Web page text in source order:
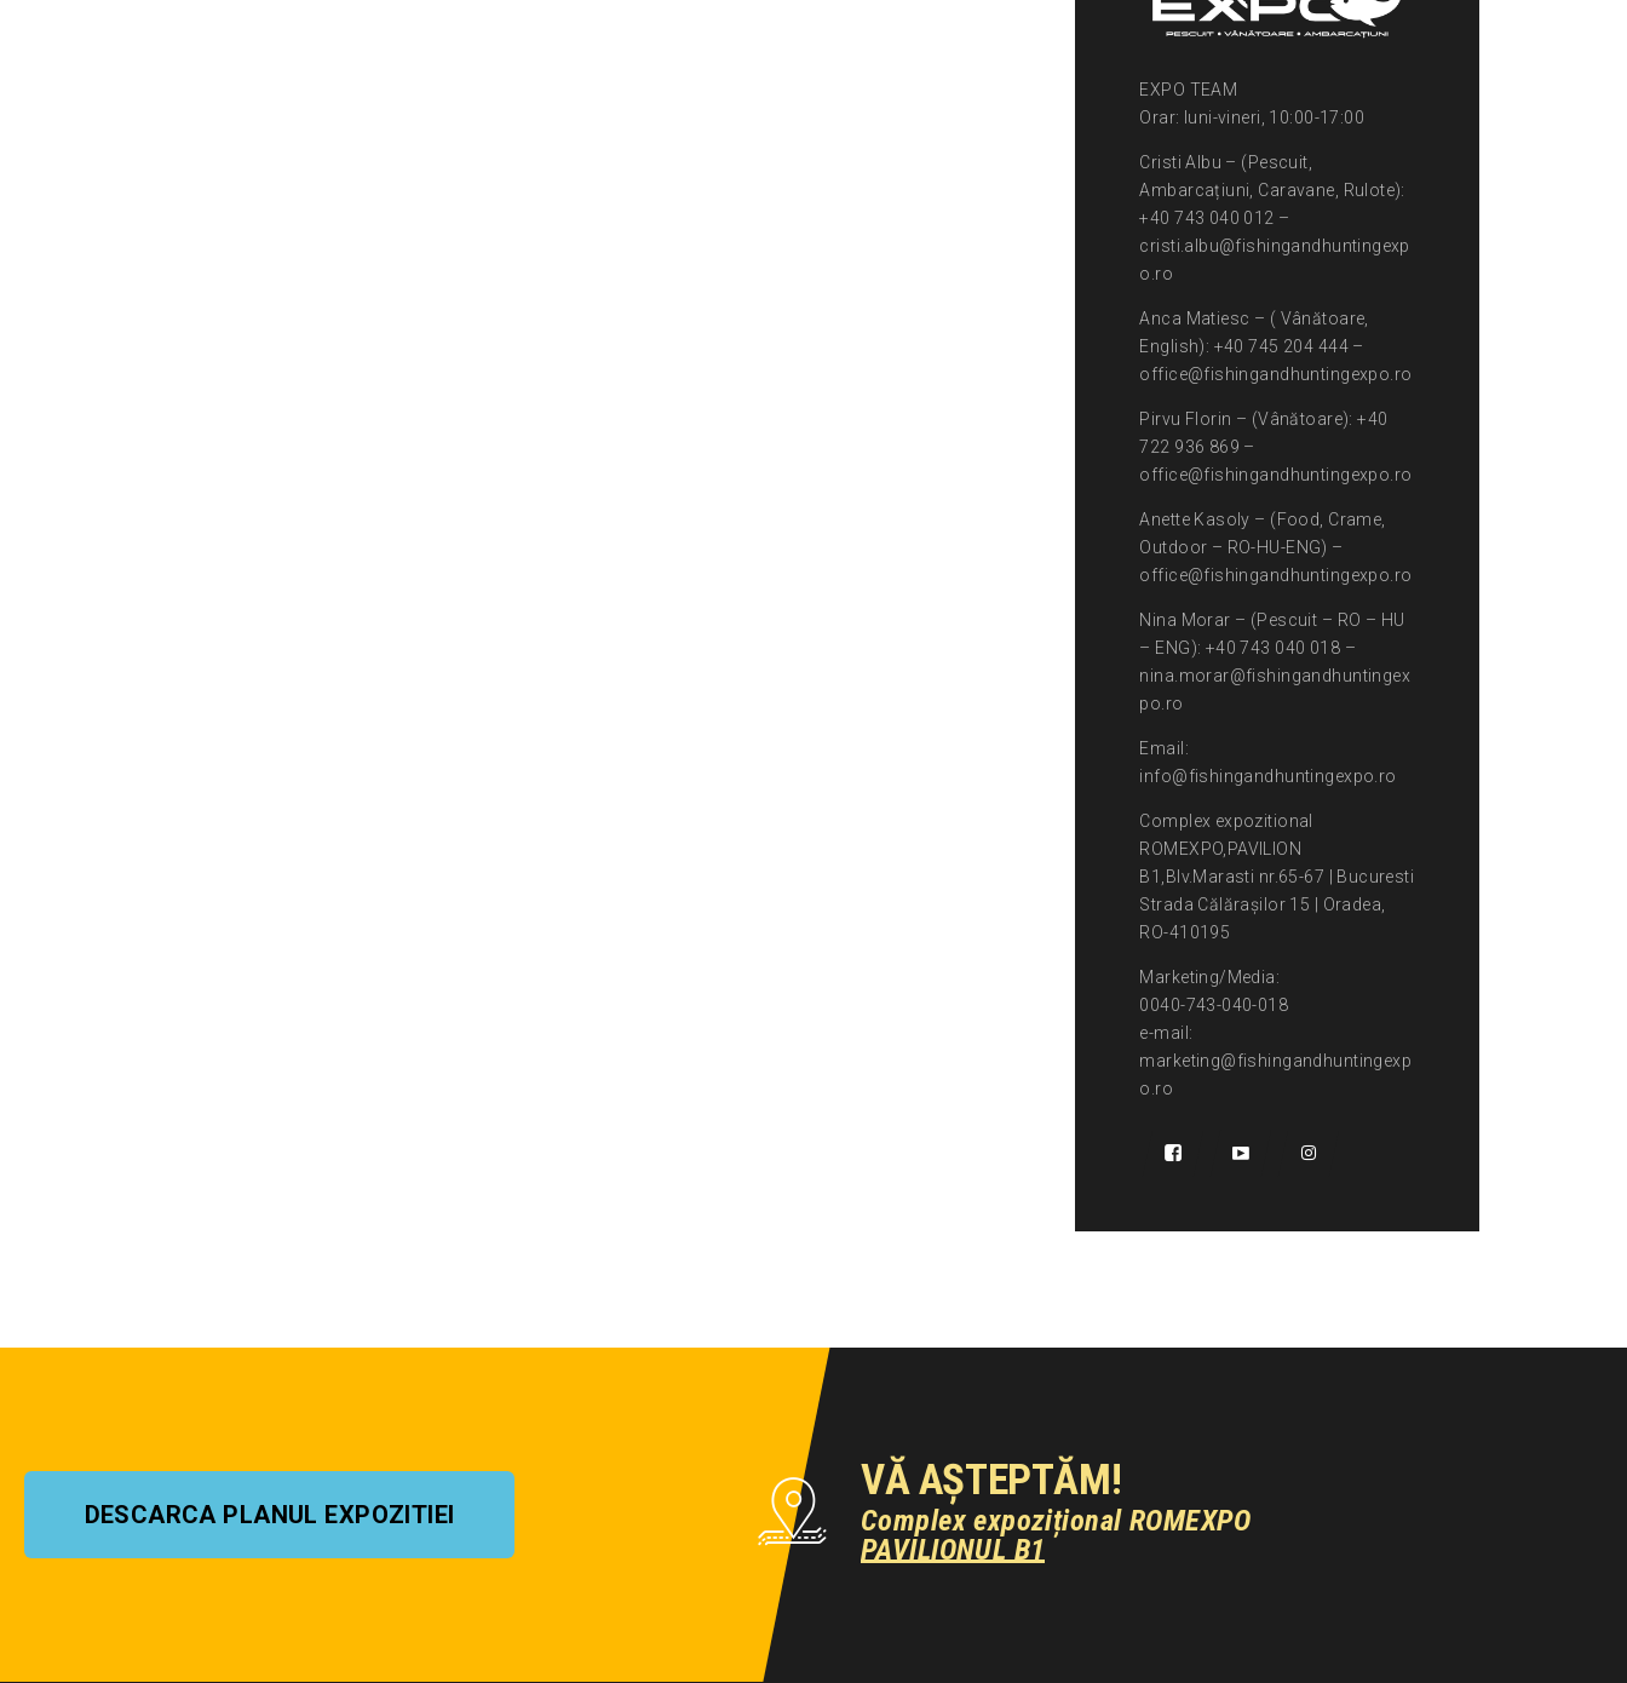
EXPO TEAM
Orar: luni-vineri, 10:00-17:00
Cristi Albu – (Pescuit,
Ambarcațiuni, Caravane, Rulote):
+40 743 040 012 –
cristi.albu@fishingandhuntingexp
o.ro
Anca Matiesc – ( Vânătoare,
English): +40 745 204 444 –
office@fishingandhuntingexpo.ro
Pirvu Florin – (Vânătoare): +40
722 936 869 –
office@fishingandhuntingexpo.ro
Anette Kasoly – (Food, Crame,
Outdoor – RO-HU-ENG) –
office@fishingandhuntingexpo.ro
Nina Morar – (Pescuit – RO – HU
– ENG): +40 743 040 018 –
nina.morar@fishingandhuntingex
po.ro
Email:
info@fishingandhuntingexpo.ro
Complex expozitional
ROMEXPO,PAVILION
B1,Blv.Marasti nr.65-67 | Bucuresti
Strada Călărașilor 15 | Oradea,
RO-410195
Marketing/Media:
0040-743-040-018
e-mail:
marketing@fishingandhuntingexp
o.ro
DESCARCA PLANUL EXPOZITIEI
VĂ AȘTEPTĂM!
Complex expozițional ROMEXPO
PAVILIONUL B1